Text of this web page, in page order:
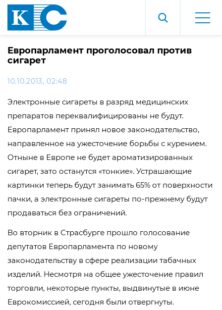
Европарламент проголосовал против
сигарет
10.10.2013, 02:48
Электронные сигареты в разряд медицинских
препаратов переквалифицированы не будут.
Европарламент принял новое законодательство,
направленное на ужесточение борьбы с курением.
Отныне в Европе не будет ароматизированных
сигарет, зато останутся «тонкие». Устрашающие
картинки теперь будут занимать 65% от поверхности
пачки, а электронные сигареты по-прежнему будут
продаваться без ограничений.
Во вторник в Страсбурге прошло голосование
депутатов Европарламента по новому
законодательству в сфере реализации табачных
изделий. Несмотря на общее ужесточение правил
торговли, некоторые пункты, выдвинутые в июне
Еврокомиссией, сегодня были отвергнуты.